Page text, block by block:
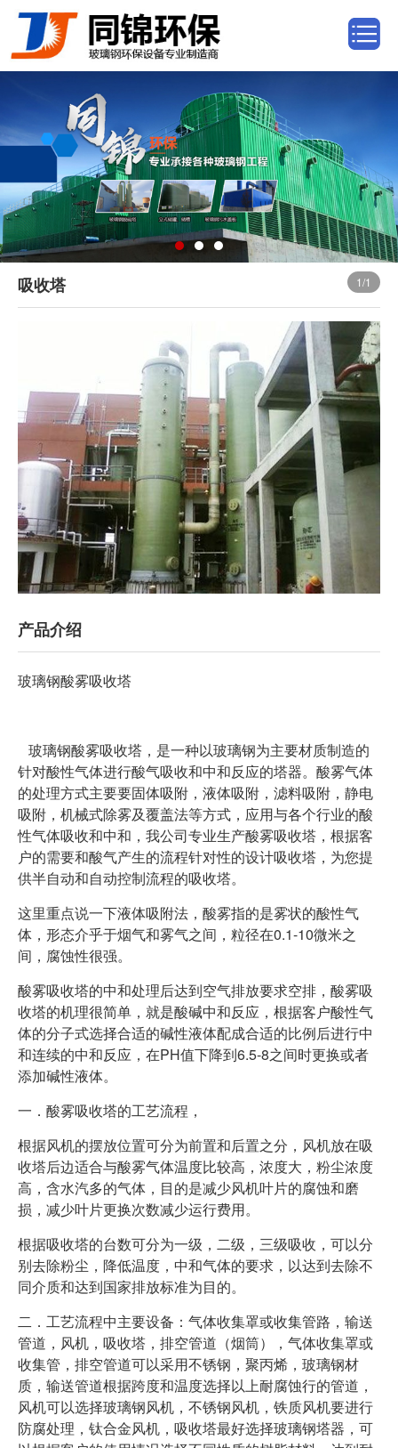
1 2 3
1/1
吸收塔
产品介绍
玻璃钢酸雾吸收塔
玻璃钢酸雾吸收塔，是一种以玻璃钢为主要材质制造的
针对酸性气体进行酸气吸收和中和反应的塔器。酸雾气体
的处理方式主要要固体吸附，液体吸附，滤料吸附，静电
吸附，机械式除雾及覆盖法等方式，应用与各个行业的酸
性气体吸收和中和，我公司专业生产酸雾吸收塔，根据客
户的需要和酸气产生的流程针对性的设计吸收塔，为您提
供半自动和自动控制流程的吸收塔。
这里重点说一下液体吸附法，酸雾指的是雾状的酸性气
体，形态介乎于烟气和雾气之间，粒径在0.1-10微米之
间，腐蚀性很强。
酸雾吸收塔的中和处理后达到空气排放要求空排，酸雾吸
收塔的机理很简单，就是酸碱中和反应，根据客户酸性气
体的分子式选择合适的碱性液体配成合适的比例后进行中
和连续的中和反应，在PH值下降到6.5-8之间时更换或者
添加碱性液体。
一．酸雾吸收塔的工艺流程，
根据风机的摆放位置可分为前置和后置之分，风机放在吸
收塔后边适合与酸雾气体温度比较高，浓度大，粉尘浓度
高，含水汽多的气体，目的是减少风机叶片的腐蚀和磨
损，减少叶片更换次数减少运行费用。
根据吸收塔的台数可分为一级，二级，三级吸收，可以分
别去除粉尘，降低温度，中和气体的要求，以达到去除不
同介质和达到国家排放标准为目的。
二．工艺流程中主要设备：气体收集罩或收集管路，输送
管道，风机，吸收塔，排空管道（烟筒），气体收集罩或
收集管，排空管道可以采用不锈钢，聚丙烯，玻璃钢材
质，输送管道根据跨度和温度选择以上耐腐蚀行的管道，
风机可以选择玻璃钢风机，不锈钢风机，铁质风机要进行
防腐处理，钛合金风机，吸收塔最好选择玻璃钢塔器，可